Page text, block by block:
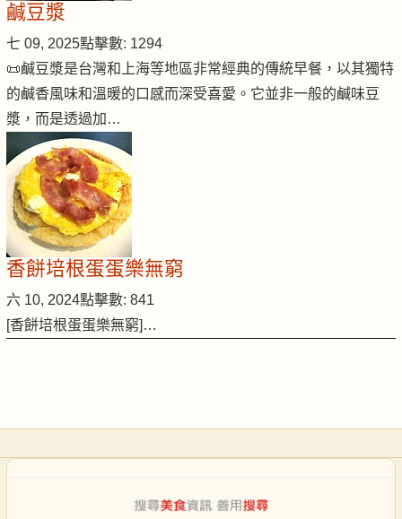
鹹豆漿
七 09, 2025點擊數: 1294
📜鹹豆漿是台灣和上海等地區非常經典的傳統早餐，以其獨特
的鹹香風味和溫暖的口感而深受喜愛。它並非一般的鹹味豆
漿，而是透過加…
香餅培根蛋蛋樂無窮
六 10, 2024點擊數: 841
[香餅培根蛋蛋樂無窮]…